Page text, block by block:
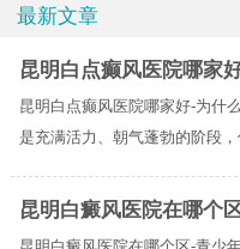
最新文章
昆明白点癫风医院哪家
昆明白点癫风医院哪家好-为什
是充满活力、朝气蓬勃的阶段，
昆明白癜风医院在哪个